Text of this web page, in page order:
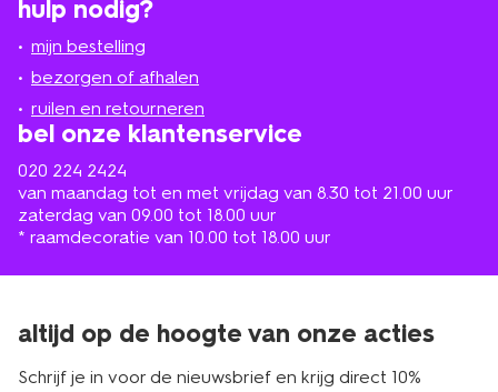
hulp nodig?
mijn bestelling
bezorgen of afhalen
ruilen en retourneren
bel onze klantenservice
020 224 2424
van maandag tot en met vrijdag van 8.30 tot 21.00 uur
zaterdag van 09.00 tot 18.00 uur
* raamdecoratie van 10.00 tot 18.00 uur
bij
in
de
buurt
altijd op de hoogte van onze acties
Schrijf je in voor de nieuwsbrief en krijg direct 10%